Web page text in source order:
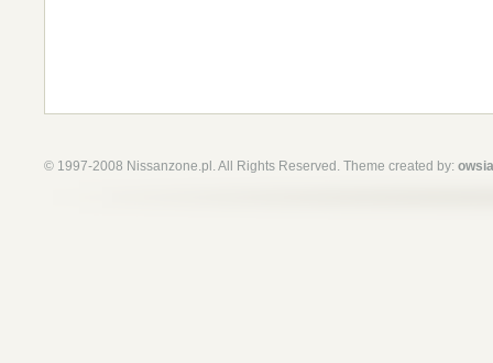
© 1997-2008 Nissanzone.pl. All Rights Reserved. Theme created by: